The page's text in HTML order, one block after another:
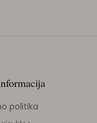
politika